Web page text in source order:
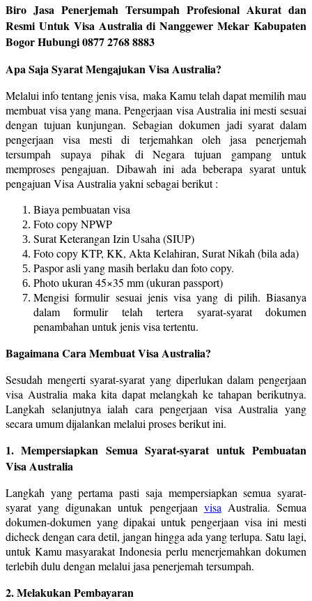
Biro Jasa Penerjemah Tersumpah Profesional Akurat dan
Resmi Untuk Visa Australia di Nanggewer Mekar Kabupaten
Bogor Hubungi 0877 2768 8883
Apa Saja Syarat Mengajukan Visa Australia?
Melalui info tentang jenis visa, maka Kamu telah dapat memilih mau
membuat visa yang mana. Pengerjaan visa Australia ini mesti sesuai
dengan tujuan kunjungan. Sebagian dokumen jadi syarat dalam
pengerjaan visa mesti di terjemahkan oleh jasa penerjemah
tersumpah supaya pihak di Negara tujuan gampang untuk
memproses pengajuan. Dibawah ini ada beberapa syarat untuk
pengajuan Visa Australia yakni sebagai berikut :
Biaya pembuatan visa
Foto copy NPWP
Surat Keterangan Izin Usaha (SIUP)
Foto copy KTP, KK, Akta Kelahiran, Surat Nikah (bila ada)
Paspor asli yang masih berlaku dan foto copy.
Photo ukuran 45×35 mm (ukuran passport)
Mengisi formulir sesuai jenis visa yang di pilih. Biasanya
dalam formulir telah tertera syarat-syarat dokumen
penambahan untuk jenis visa tertentu.
Bagaimana Cara Membuat Visa Australia?
Sesudah mengerti syarat-syarat yang diperlukan dalam pengerjaan
visa Australia maka kita dapat melangkah ke tahapan berikutnya.
Langkah selanjutnya ialah cara pengerjaan visa Australia yang
secara umum dijalankan melalui proses berikut ini.
1. Mempersiapkan Semua Syarat-syarat untuk Pembuatan
Visa Australia
Langkah yang pertama pasti saja mempersiapkan semua syarat-
syarat yang digunakan untuk pengerjaan visa Australia. Semua
dokumen-dokumen yang dipakai untuk pengerjaan visa ini mesti
dicheck dengan cara detil, jangan hingga ada yang terlupa. Satu lagi,
untuk Kamu masyarakat Indonesia perlu menerjemahkan dokumen
terlebih dulu dengan melalui jasa penerjemah tersumpah.
2. Melakukan Pembayaran